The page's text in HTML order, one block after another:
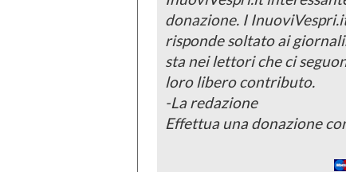
donazione. I
risponde soltato ai
sta nei lettori che ci
loro libero contributo.
-La redazione
Effettua una donazione